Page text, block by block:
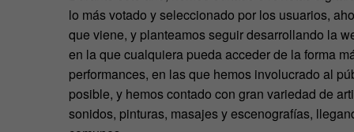
lo más votado y seleccionado por los usuarios,
que viene, y planteamos seguir desarrollando la
en la que cualquiera pueda acceder de la forma
performances, en las que hemos involucrado al
posible, y hemos contado con gran variedad de
sonidos, pinturas, masajes y escenografías,